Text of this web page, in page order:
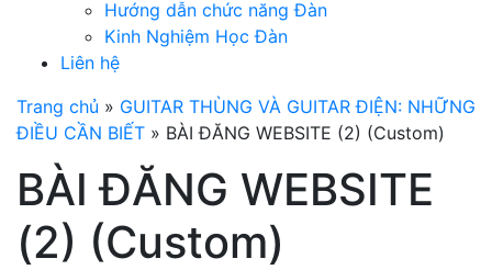
Hướng dẫn chức năng Đàn
Kinh Nghiệm Học Đàn
Liên hệ
Trang chủ » GUITAR THÙNG VÀ GUITAR ĐIỆN: NHỮNG
ĐIỀU CẦN BIẾT » BÀI ĐĂNG WEBSITE (2) (Custom)
BÀI ĐĂNG WEBSITE
(2) (Custom)